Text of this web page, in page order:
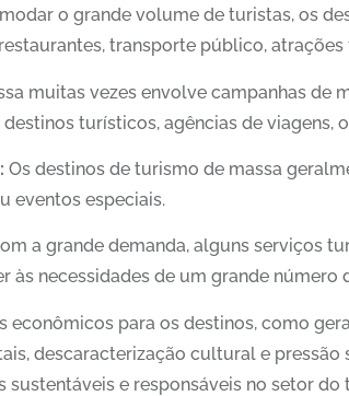
o grande volume de turistas, os
transporte público, atrações
muitas vezes envolve campanhas de
turísticos, agências de viagens,
Os destinos de turismo de massa
eventos especiais.
a grande demanda, alguns serviços
às necessidades de um grande número
para os destinos, como
descaracterização cultural e
sustentáveis e responsáveis no setor